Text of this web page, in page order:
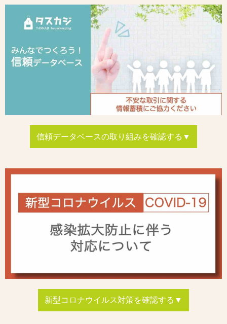
信頼データベースの取り組みを確認する▼
新型コロナウイルス対策を確認する▼